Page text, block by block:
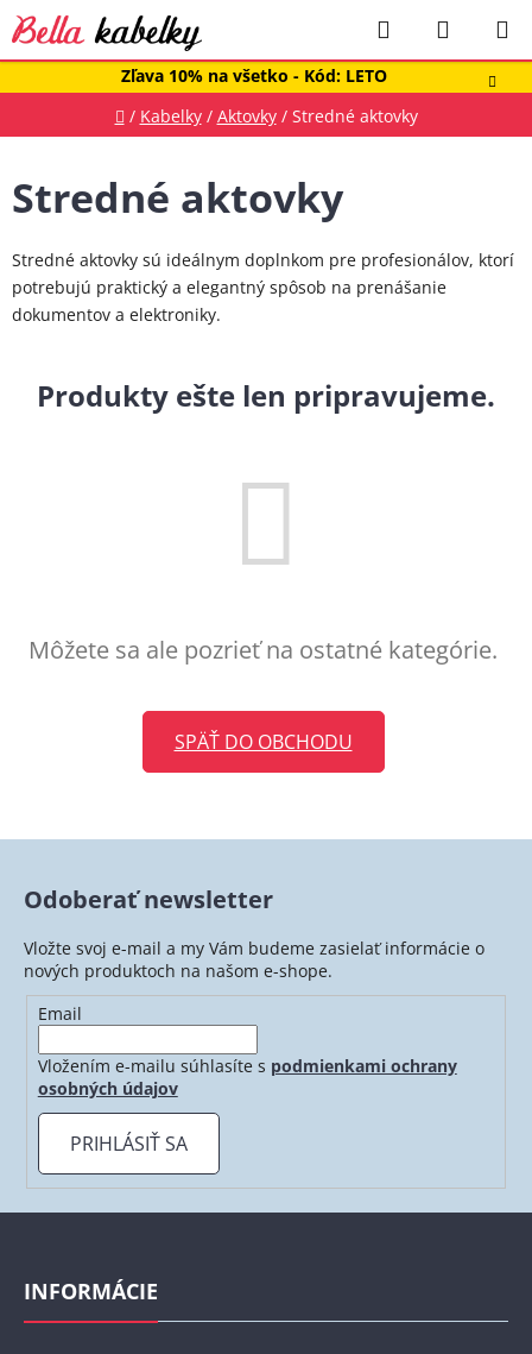
Prejsť
na
obsah
Zľava 10% na všetko - Kód: LETO
Hľadať
KOŠÍK
Domov
/ Kabelky / Aktovky / Stredné aktovky
Stredné aktovky
Stredné aktovky sú ideálnym doplnkom pre profesionálov, ktorí
potrebujú praktický a elegantný spôsob na prenášanie
dokumentov a elektroniky.
Produkty ešte len pripravujeme.
Môžete sa ale pozrieť na ostatné kategórie.
SPÄŤ DO OBCHODU
Odoberať newsletter
Vložte svoj e-mail a my Vám budeme zasielať informácie o
nových produktoch na našom e-shope.
Email
Vložením e-mailu súhlasíte s podmienkami ochrany
osobných údajov
PRIHLÁSIŤ SA
Z
INFORMÁCIE